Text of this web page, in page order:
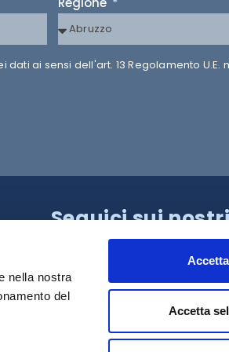
nella nostra
del
Accetta
ai sensi dell'art. 13 Regolamento U.E.
Seguici sui
canali!